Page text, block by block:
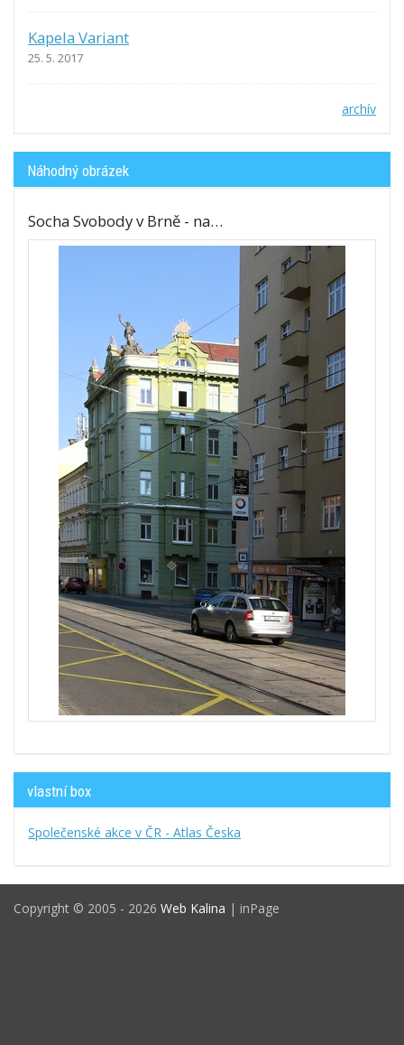
Kapela Variant
25. 5. 2017
archív
Náhodný obrázek
Socha Svobody v Brně - na…
vlastní box
Společenské akce v ČR - Atlas Česka
Copyright © 2005 - 2026 Web Kalina | inPage